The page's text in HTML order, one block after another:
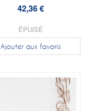
42,36 €
ÉPUISÉ
Ajouter aux favoris